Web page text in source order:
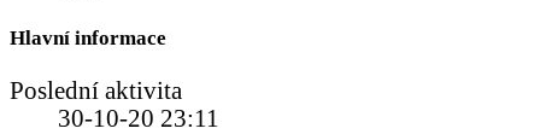
Hlavní informace
Poslední aktivita
30-10-20 23:11